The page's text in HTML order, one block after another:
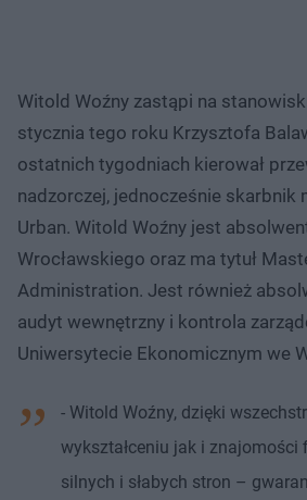
Witold Woźny zastąpi na
stycznia tego roku Krzysztofa
ostatnich tygodniach kierował
nadzorczej, jednocześnie skarbnik
Urban. Witold Woźny jest
Wrocławskiego oraz ma tytuł
Administration. Jest również
audyt wewnętrzny i kontrola
Uniwersytecie Ekonomicznym we
- Witold Woźny, dzięki
wykształceniu jak i znajomości
silnych i słabych stron –